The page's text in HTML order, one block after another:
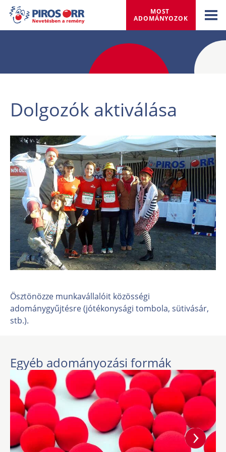
MOST
ADOMÁNYOZOK
Dolgozók aktiválása
Ösztönözze munkavállalóit közösségi
adománygyűjtésre (jótékonysági tombola, sütivásár,
stb.).
Egyéb adományozási formák